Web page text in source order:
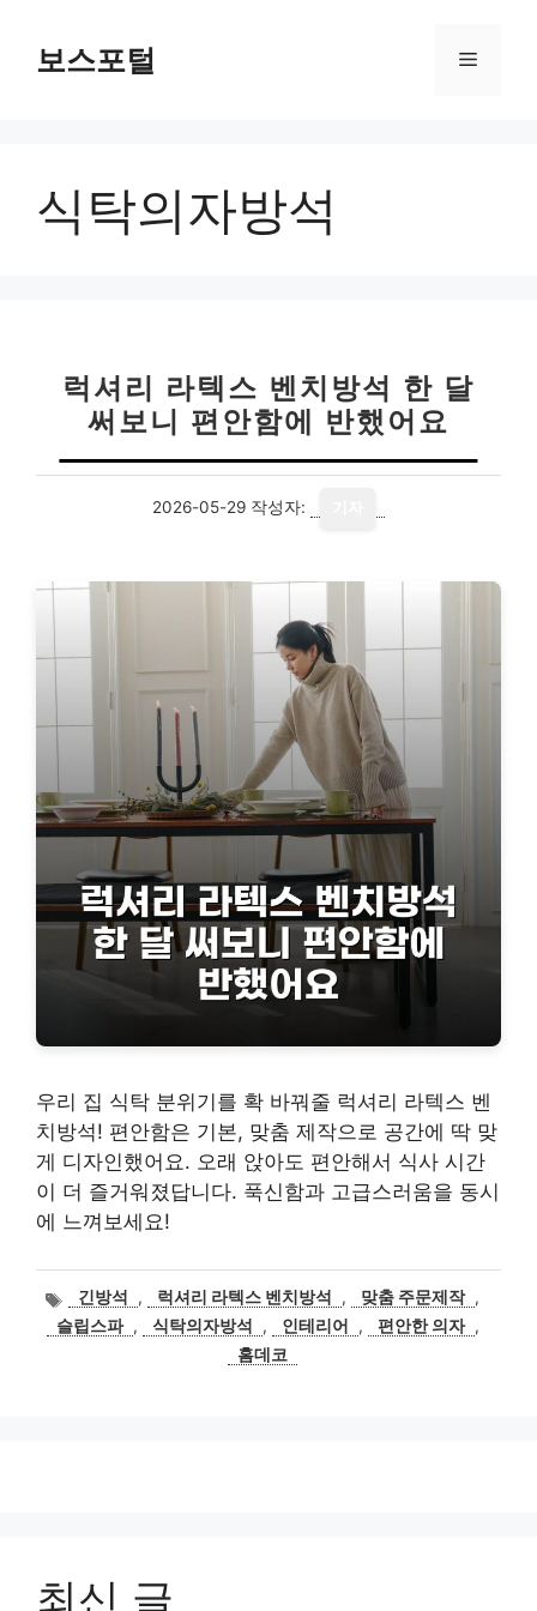
보스포털 메
식탁의자방석
럭셔리 라텍스 벤치방석 한 달
써보니 편안함에 반했어요
2026-05-29 작성자:
우리 집 식탁 분위기를 확 바꿔줄 럭셔리 라텍스 벤
치방석! 편안함은 기본, 맞춤 제작으로 공간에 딱 맞
게 디자인했어요. 오래 앉아도 편안해서 식사 시간
이 더 즐거워졌답니다. 푹신함과 고급스러움을 동시
에 느껴보세요!
태
그
긴방석 , 럭셔리 라텍스 벤치방석 , 맞춤 주문제작 ,
슬립스파 , 식탁의자방석 , 인테리어 , 편안한 의자 ,
홈데코
최신 글